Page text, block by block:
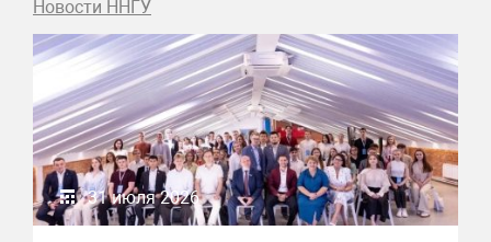
Новости ННГУ
31 июля 2026